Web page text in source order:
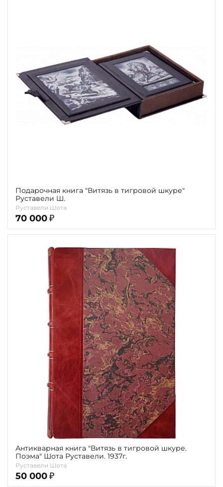
Религия
Подарочная книга "Витязь в тигровой шкуре"
Руставели Ш.
Руставели Шота
70 000 ₽
Антикварная книга "Витязь в тигровой шкуре.
Поэма" Шота Руставели. 1937г.
Руставели Шота
50 000 ₽